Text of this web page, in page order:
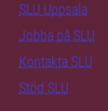
SLU Uppsala
Jobba på SLU
Kontakta SLU
Stöd SLU